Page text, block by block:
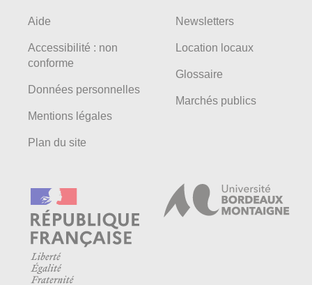
Aide
Accessibilité : non
conforme
Données personnelles
Mentions légales
Plan du site
Newsletters
Location locaux
Glossaire
Marchés publics